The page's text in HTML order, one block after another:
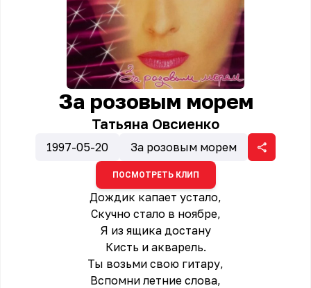
За розовым морем
Татьяна Овсиенко
1997-05-20 За розовым морем
ПОСМОТРЕТЬ КЛИП
Дождик капает устало,
Скучно стало в ноябре,
Я из ящика достану
Кисть и акварель.
Ты возьми свою гитару,
Вспомни летние слова,